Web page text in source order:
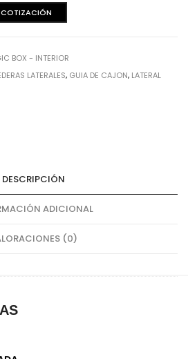
BOX - INTERIOR
LATERALES, GUIA DE CAJON, LATERAL
DESCRIPCIÓN
ADICIONAL
(0)